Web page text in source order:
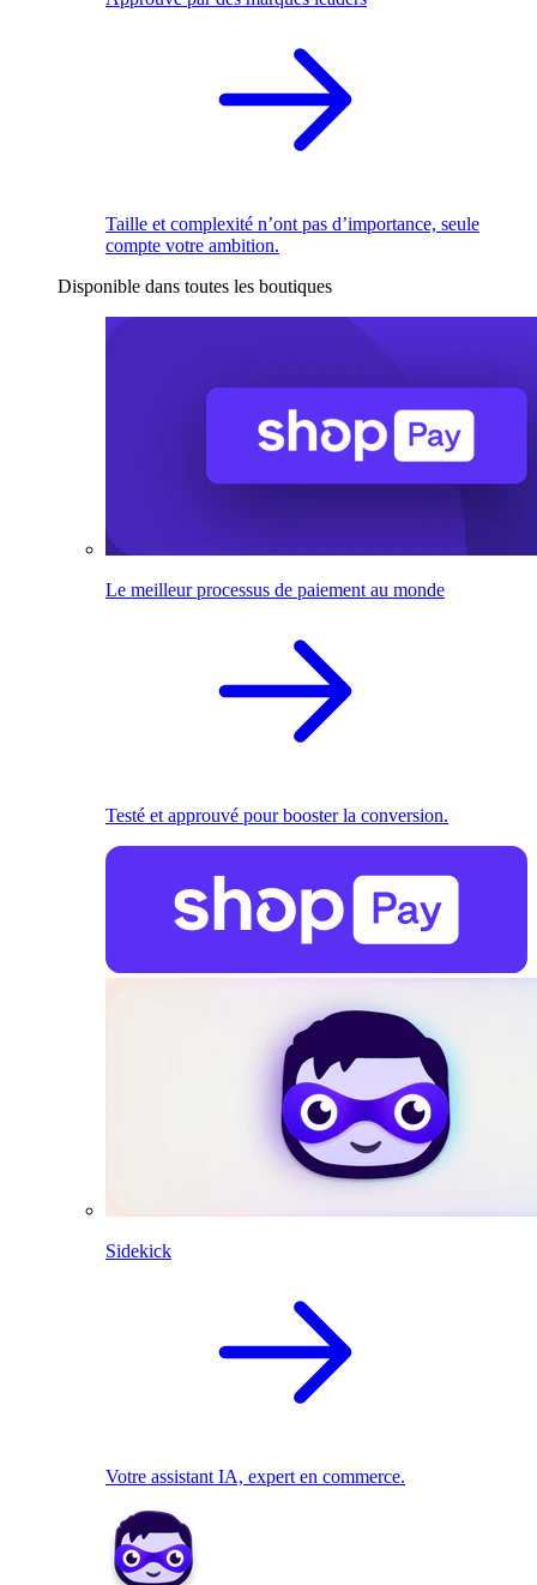
Taille et complexité n’ont pas d’importance, seule
compte votre ambition.
Disponible dans toutes les boutiques
Le meilleur processus de paiement au monde
Testé et approuvé pour booster la conversion.
Sidekick
Votre assistant IA, expert en commerce.